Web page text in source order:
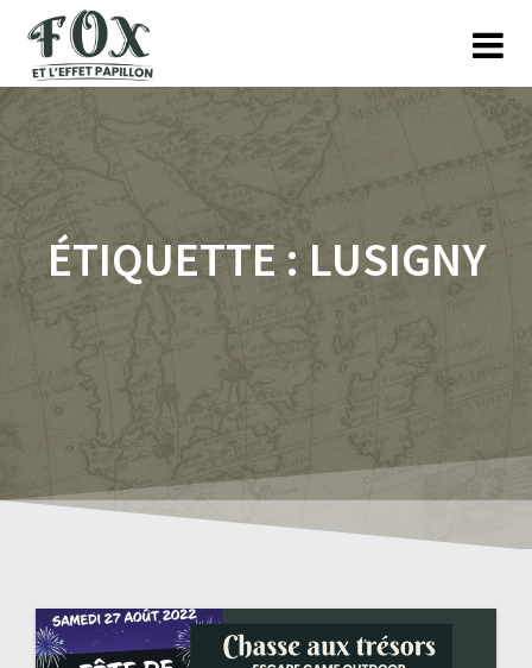
ÉTIQUETTE : LUSIGNY